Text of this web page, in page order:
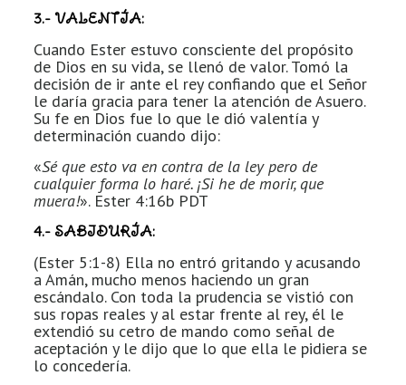
3.- VALENTÍA:
Cuando Ester estuvo consciente del propósito
de Dios en su vida, se llenó de valor. Tomó la
decisión de ir ante el rey confiando que el Señor
le daría gracia para tener la atención de Asuero.
Su fe en Dios fue lo que le dió valentía y
determinación cuando dijo:
«Sé que esto va en contra de la ley pero de
cualquier forma lo haré. ¡Si he de morir, que
muera!». Ester 4:16b PDT
4.- SABIDURÍA:
(Ester 5:1-8) Ella no entró gritando y acusando
a Amán, mucho menos haciendo un gran
escándalo. Con toda la prudencia se vistió con
sus ropas reales y al estar frente al rey, él le
extendió su cetro de mando como señal de
aceptación y le dijo que lo que ella le pidiera se
lo concedería.